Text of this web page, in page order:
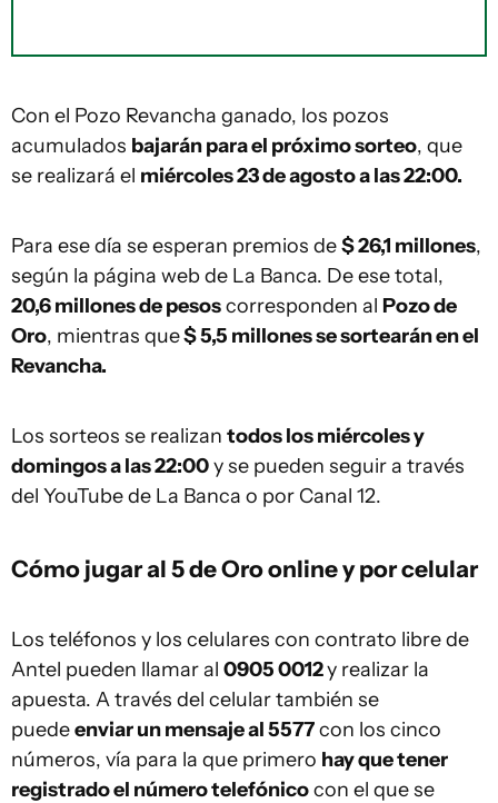
Con el Pozo Revancha ganado, los pozos
acumulados bajarán para el próximo sorteo, que
se realizará el miércoles 23 de agosto a las 22:00.
Para ese día se esperan premios de$ 26,1 millones,
según la página web de La Banca. De ese total,
20,6 millones de pesoscorresponden al Pozo de
Oro, mientras que$ 5,5 millones se sortearán en el
Revancha.
Los sorteos se realizan todos los miércoles y
domingos a las 22:00y se pueden seguir a través
del YouTube de La Banca o por Canal 12.
Cómo jugar al 5 de Oro online y por celular
Los teléfonos y los celulares con contrato libre de
Antel pueden llamar al 0905 0012y realizar la
apuesta. A través del celular también se
puedeenviar un mensaje al 5577con los cinco
números, vía para la que primero hay que tener
registrado el número telefónicocon el que se